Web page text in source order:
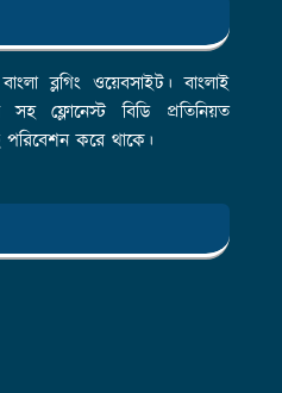
ব্লগিং ওয়েবসাইট। বাংলাই
সহ ফ্লোনেস্ট বিডি প্রতিনিয়ত
পরিবেশন করে থাকে।